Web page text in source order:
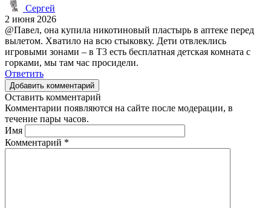
Сергей
2 июня 2026
@Павел, она купила никотиновый пластырь в аптеке перед
вылетом. Хватило на всю стыковку. Дети отвлеклись
игровыми зонами – в T3 есть бесплатная детская комната с
горками, мы там час просидели.
Ответить
Добавить комментарий
Оставить комментарий
Комментарии появляются на сайте после модерации, в
течение пары часов.
Имя
Комментарий *